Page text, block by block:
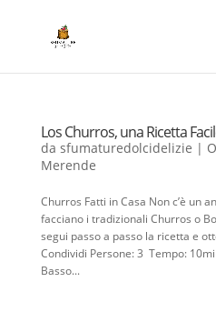
Los Churros, una Ricetta
da sfumaturedolcidelizie |
Merende
Churros Fatti in Casa Non c’è un
facciano i tradizionali Churros o
segui passo a passo la ricetta e
Condividi Persone: 3 Tempo:
Basso...